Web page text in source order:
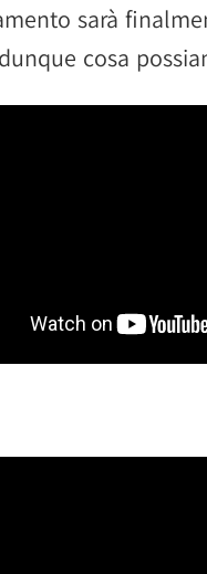
sarà
cosa